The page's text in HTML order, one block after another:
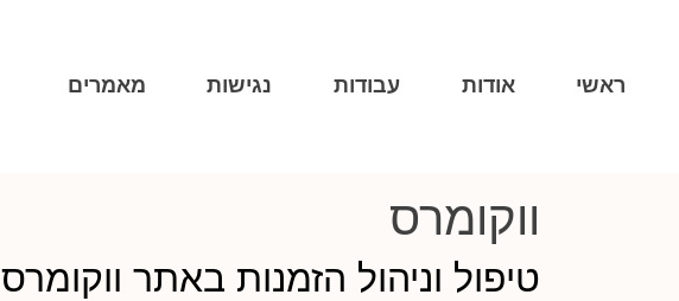
ראשי אודות עבודות נגישות מאמרים
ווקומרס
טיפול וניהול הזמנות באתר ווקומרס